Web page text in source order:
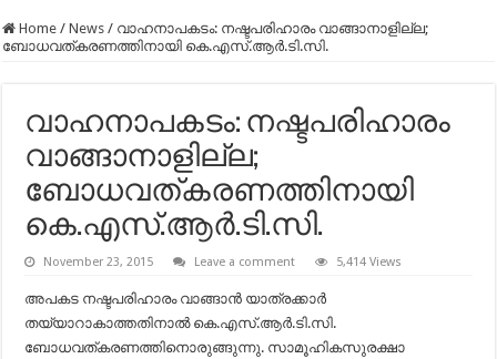
Home / News / വാഹനാപകടം: നഷ്ടപരിഹാരം വാങ്ങാനാളില്ല;
ബോധവത്കരണത്തിനായി കെ.എസ്.ആര്‍.ടി.സി.
വാഹനാപകടം: നഷ്ടപരിഹാരം
വാങ്ങാനാളില്ല;
ബോധവത്കരണത്തിനായി
കെ.എസ്.ആര്‍.ടി.സി.
November 23, 2015 Leave a comment 5,414 Views
അപകട നഷ്ടപരിഹാരം വാങ്ങാന്‍ യാത്രക്കാര്‍
തയ്യാറാകാത്തതിനാല്‍ കെ.എസ്.ആര്‍.ടി.സി.
ബോധവത്കരണത്തിനൊരുങ്ങുന്നു. സാമൂഹികസുരക്ഷാ